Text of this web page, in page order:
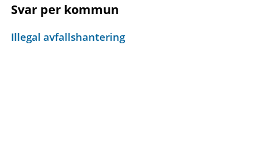
Svar per kommun
Illegal avfallshantering